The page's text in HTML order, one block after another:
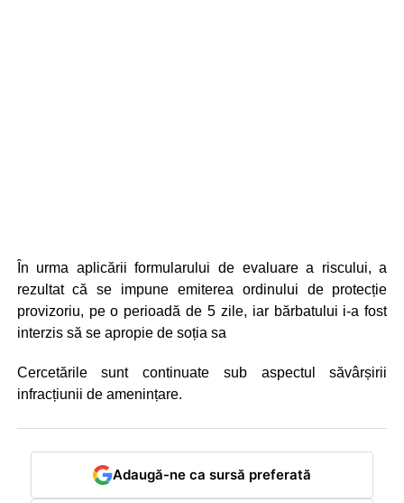
În urma aplicării formularului de evaluare a riscului, a
rezultat că se impune emiterea ordinului de protecție
provizoriu, pe o perioadă de 5 zile, iar bărbatului i-a fost
interzis să se apropie de soția sa
Cercetările sunt continuate sub aspectul săvârșirii
infracțiunii de amenințare.
Adaugă-ne ca sursă preferată